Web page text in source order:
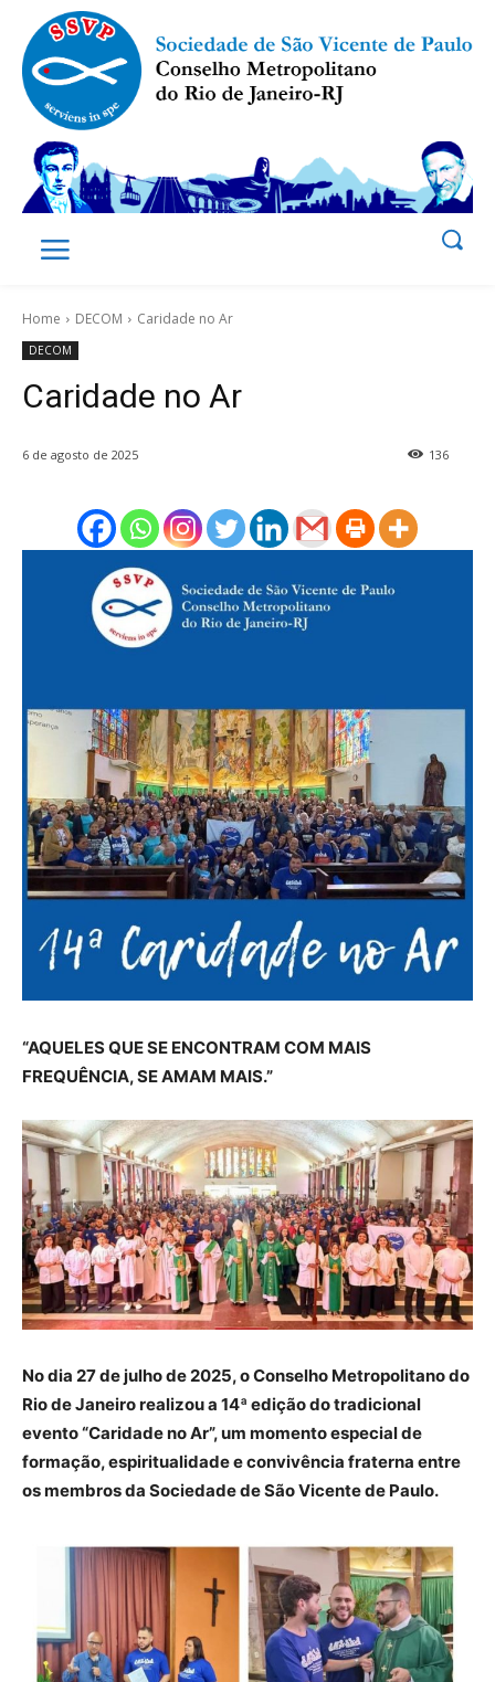
Home DECOM Caridade no Ar
DECOM
Caridade no Ar
6 de agosto de 2025 136
“AQUELES QUE SE ENCONTRAM COM MAIS
FREQUÊNCIA, SE AMAM MAIS.”
No dia 27 de julho de 2025, o Conselho Metropolitano do
Rio de Janeiro realizou a 14ª edição do tradicional
evento “Caridade no Ar”, um momento especial de
formação, espiritualidade e convivência fraterna entre
os membros da Sociedade de São Vicente de Paulo.